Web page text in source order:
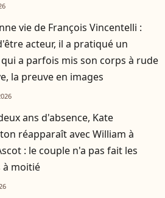
vie de François Vincentelli :
acteur, il a pratiqué un
a parfois mis son corps à rude
la preuve en images
ans d'absence, Kate
réapparaît avec William à
: le couple n'a pas fait les
à moitié